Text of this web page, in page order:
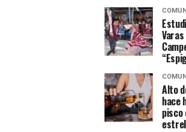
Alto
hace
pisco